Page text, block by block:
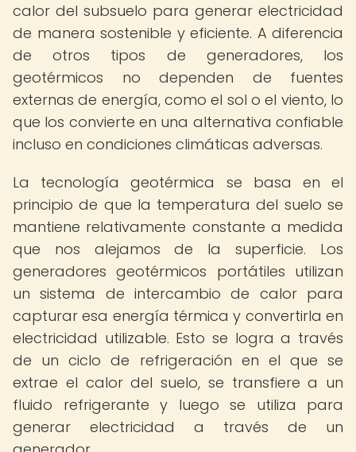
calor del subsuelo para generar electricidad
de manera sostenible y eficiente. A diferencia
de otros tipos de generadores, los
geotérmicos no dependen de fuentes
externas de energía, como el sol o el viento, lo
que los convierte en una alternativa confiable
incluso en condiciones climáticas adversas.
La tecnología geotérmica se basa en el
principio de que la temperatura del suelo se
mantiene relativamente constante a medida
que nos alejamos de la superficie. Los
generadores geotérmicos portátiles utilizan
un sistema de intercambio de calor para
capturar esa energía térmica y convertirla en
electricidad utilizable. Esto se logra a través
de un ciclo de refrigeración en el que se
extrae el calor del suelo, se transfiere a un
fluido refrigerante y luego se utiliza para
generar electricidad a través de un